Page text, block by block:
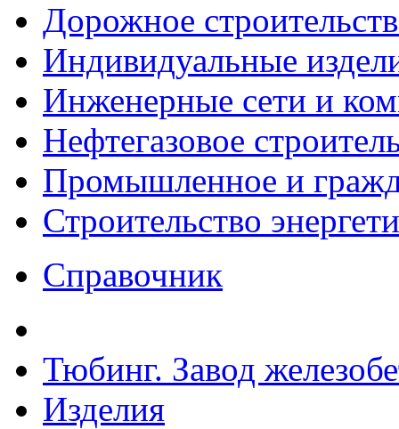
Дорожное
Индивидуальные
Инженерные сети и
Нефтегазовое
Промышленное и
Строительство
Справочник
Тюбинг. Завод
Изделия